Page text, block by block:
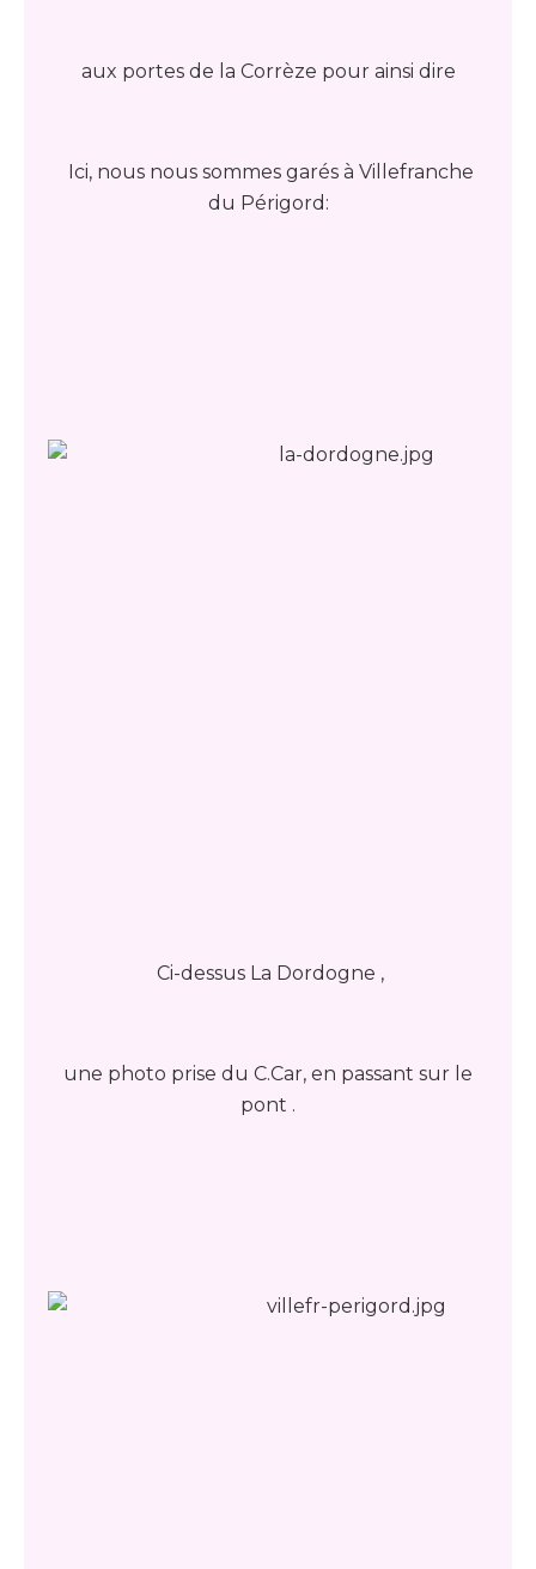
aux portes de la Corrèze pour ainsi dire
Ici, nous nous sommes garés à Villefranche
du Périgord:
Ci-dessus La Dordogne ,
une photo prise du C.Car, en passant sur le
pont .